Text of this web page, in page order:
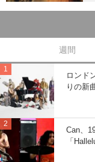
週間
ロンド
りの新
Can、
「